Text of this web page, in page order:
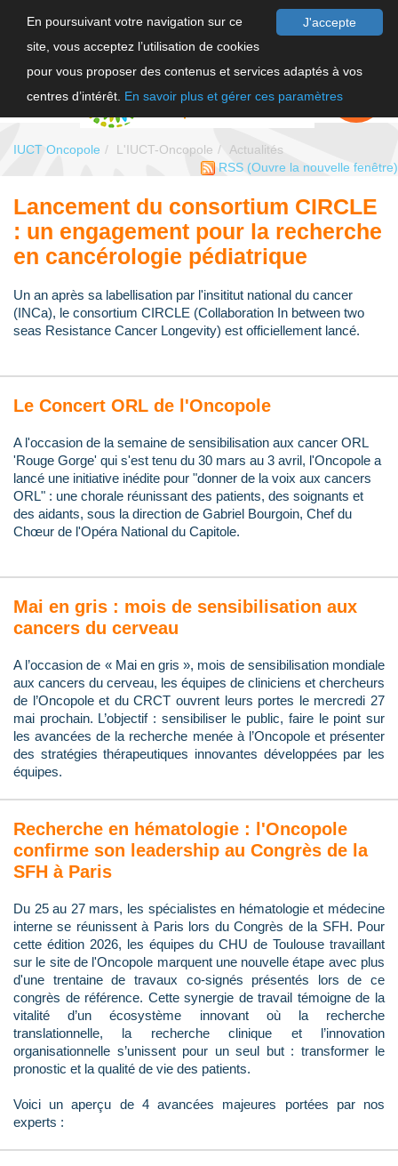
J'accepte
En poursuivant votre navigation sur ce
site, vous acceptez l’utilisation de cookies
pour vous proposer des contenus et services adaptés à vos
centres d’intérêt. En savoir plus et gérer ces paramètres
FAIRE UN
DON
IUCT Oncopole L'IUCT-Oncopole
Actualités
RSS (Ouvre la nouvelle fenêtre)
Lancement du consortium CIRCLE
: un engagement pour la recherche
en cancérologie pédiatrique
Un an après sa labellisation par l'insititut national du cancer
(INCa), le consortium CIRCLE (Collaboration In between two
seas Resistance Cancer Longevity) est officiellement lancé.
Le Concert ORL de l'Oncopole
A l'occasion de la semaine de sensibilisation aux cancer ORL
'Rouge Gorge' qui s'est tenu du 30 mars au 3 avril, l'Oncopole a
lancé une initiative inédite pour "donner de la voix aux cancers
ORL" : une chorale réunissant des patients, des soignants et
des aidants, sous la direction de Gabriel Bourgoin, Chef du
Chœur de l'Opéra National du Capitole.
Mai en gris : mois de sensibilisation aux
cancers du cerveau
A l’occasion de « Mai en gris », mois de sensibilisation mondiale
aux cancers du cerveau, les équipes de cliniciens et chercheurs
de l’Oncopole et du CRCT ouvrent leurs portes le mercredi 27
mai prochain. L’objectif : sensibiliser le public, faire le point sur
les avancées de la recherche menée à l’Oncopole et présenter
des stratégies thérapeutiques innovantes développées par les
équipes.
Recherche en hématologie : l'Oncopole
confirme son leadership au Congrès de la
SFH à Paris
Du 25 au 27 mars, les spécialistes en hématologie et médecine
interne se réunissent à Paris lors du Congrès de la SFH. Pour
cette édition 2026, les équipes du CHU de Toulouse travaillant
sur le site de l'Oncopole marquent une nouvelle étape avec plus
d'une trentaine de travaux co-signés présentés lors de ce
congrès de référence. Cette synergie de travail témoigne de la
vitalité d’un écosystème innovant où la recherche
translationnelle, la recherche clinique et l’innovation
organisationnelle s’unissent pour un seul but : transformer le
pronostic et la qualité de vie des patients.
Voici un aperçu de 4 avancées majeures portées par nos
experts :